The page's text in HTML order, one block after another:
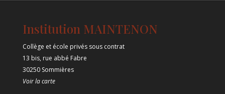
Institution MAINTENON
Collège et école privés sous contrat
13 bis, rue abbé Fabre
30250 Sommières
Voir la carte